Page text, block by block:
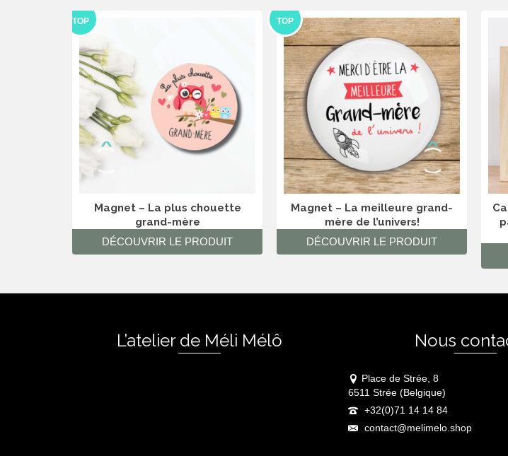
TOP
Magnet – La plus chouette
grand-mère
DÉCOUVRIR LE PRODUIT
TOP
Magnet – La meilleure grand-
mère de l’univers!
DÉCOUVRIR LE PRODUIT
L’atelier de Méli Mélô Nous
Place de Strée, 8
6511 Strée (Belgique)
+32(0)71 14 14 84
contact@melimelo.shop